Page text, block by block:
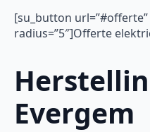
[su_button
radius=”5″]Offerte
Evergem